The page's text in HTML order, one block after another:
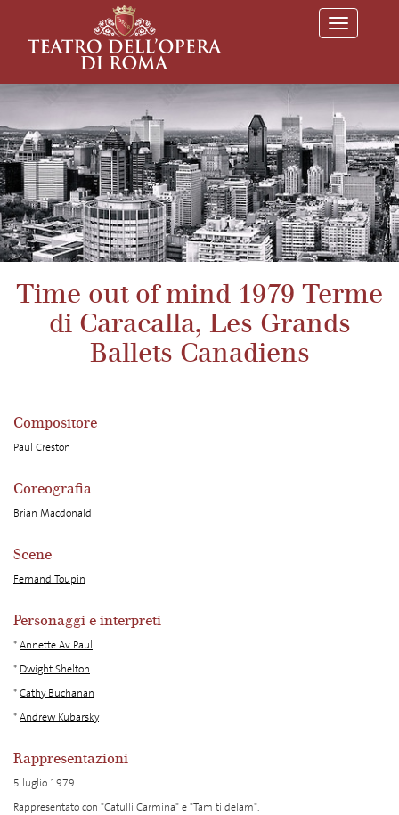
T
o
l
n
a
v
g
a
t
i
o
n
Time out of mind 1979 Terme
di Caracalla, Les Grands
Ballets Canadiens
Compositore
Paul Creston
Coreografia
Brian Macdonald
Scene
Fernand Toupin
Personaggi e interpreti
*Annette Av Paul
* Dwight Shelton
*Cathy Buchanan
*Andrew Kubarsky
Rappresentazioni
5 luglio 1979
Rappresentato con "Catulli Carmina" e "Tam ti delam".